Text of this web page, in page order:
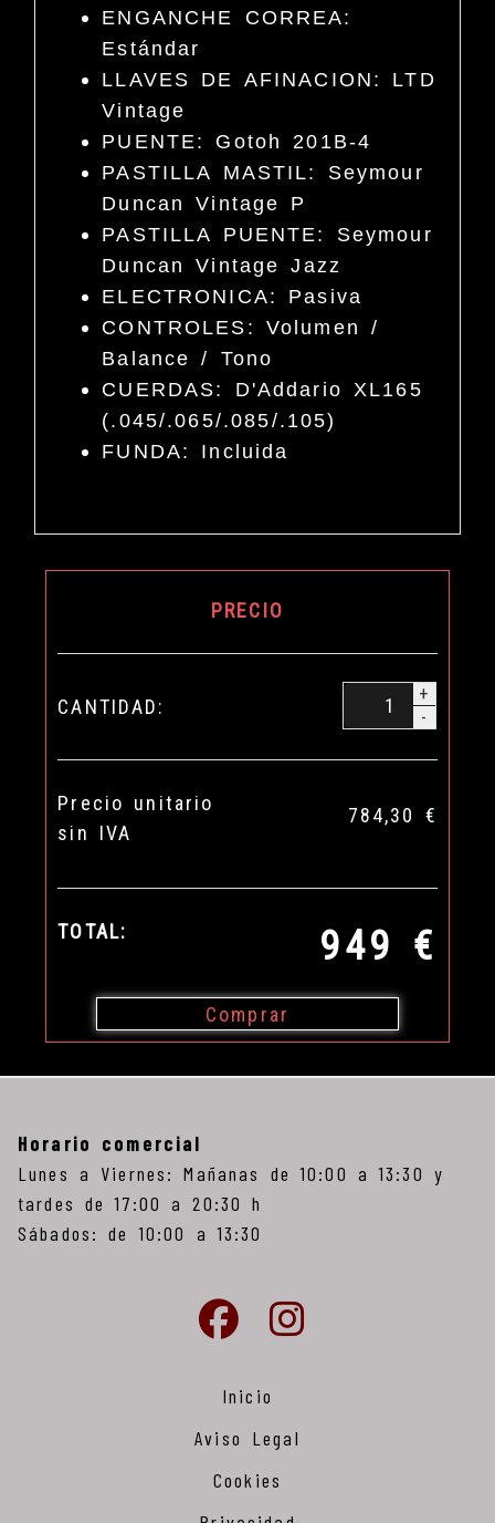
ENGANCHE CORREA:
Estándar
LLAVES DE AFINACION: LTD
Vintage
PUENTE: Gotoh 201B-4
PASTILLA MASTIL: Seymour
Duncan Vintage P
PASTILLA PUENTE: Seymour
Duncan Vintage Jazz
ELECTRONICA: Pasiva
CONTROLES: Volumen /
Balance / Tono
CUERDAS: D'Addario XL165
(.045/.065/.085/.105)
FUNDA: Incluida
PRECIO
CANTIDAD:
+
-
Precio unitario
sin IVA
784,30 €
TOTAL: 949 €
Comprar
Horario comercial
Lunes a Viernes: Mañanas de 10:00 a 13:30 y
tardes de 17:00 a 20:30 h
Sábados: de 10:00 a 13:30
Inicio
Aviso Legal
Cookies